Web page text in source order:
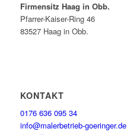
Firmensitz Haag in Obb.
Pfarrer-Kaiser-Ring 46
83527 Haag in Obb.
KONTAKT
0176 636 095 34
info@malerbetrieb-goeringer.de